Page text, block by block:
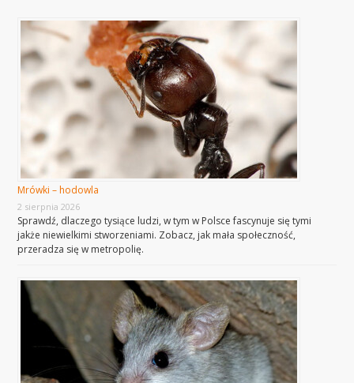
Mrówki – hodowla
2 sierpnia 2026
Sprawdź, dlaczego tysiące ludzi, w tym w Polsce fascynuje się tymi
jakże niewielkimi stworzeniami. Zobacz, jak mała społeczność,
przeradza się w metropolię.